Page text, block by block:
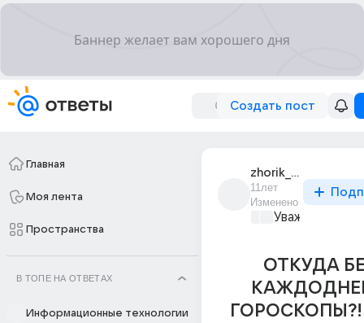
Создать пост
Главная
Моя лента
Пространства
В ТОПЕ НА ОТВЕТАХ
Информационные технологии
zhorik_appolonov
11лет
Изменено
Уважаемый
ОТКУДА